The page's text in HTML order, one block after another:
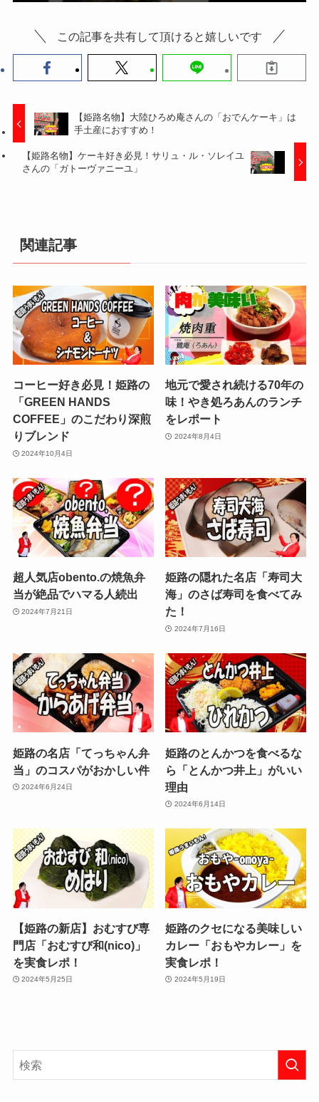
この記事を共有して頂けると嬉しいです
【姫路名物】大陸ひろめ庵さんの「おでんケーキ」は
手土産におすすめ！
【姫路名物】ケーキ好き必見！サリュ・ル・ソレイユ
さんの「ガトーヴァニーユ」
関連記事
コーヒー好き必見！姫路の
「GREEN HANDS
COFFEE」のこだわり深煎
りブレンド
2024年10月4日
地元で愛され続ける70年の
味！やき処ろあんのランチ
をレポート
2024年8月4日
超人気店obento.の焼魚弁
当が絶品でハマる人続出
2024年7月21日
姫路の隠れた名店「寿司大
海」のさば寿司を食べてみ
た！
2024年7月16日
姫路の名店「てっちゃん弁
当」のコスパがおかしい件
2024年6月24日
姫路のとんかつを食べるな
ら「とんかつ井上」がいい
理由
2024年6月14日
【姫路の新店】おむすび専
門店「おむすび和(nico)」
を実食レポ！
2024年5月25日
姫路のクセになる美味しい
カレー「おもやカレー」を
実食レポ！
2024年5月19日